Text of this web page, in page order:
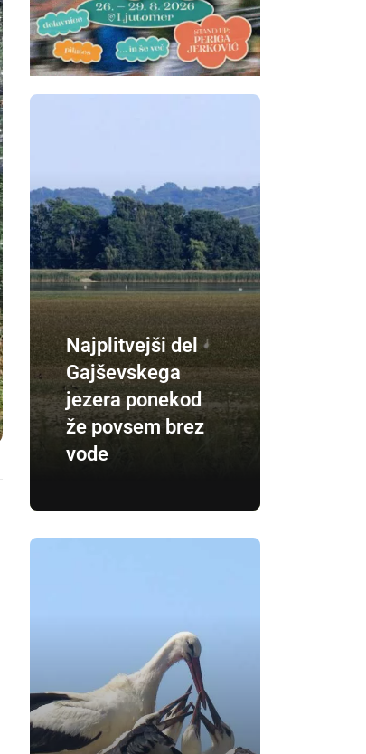
Najplitvejši del
Gajševskega
jezera ponekod
že povsem brez
vode